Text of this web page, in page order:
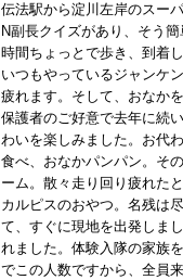
伝法駅から淀川左岸のスー
N副長クイズがあり、そう
時間ちょっとで歩き、到着
いつもやっているジャンケ
疲れます。そして、おなか
保護者のご好意で去年に続
わいを楽しみました。お代
食べ、おなかパンパン。そ
ーム。散々走り回り疲れた
カルピスのおやつ。名残は
て、すぐに現地を出発しま
れました。体験入隊の家族
でこの人数ですから、全員